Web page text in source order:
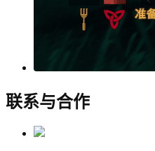
联系与合作